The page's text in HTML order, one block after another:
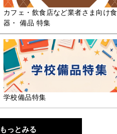
カフェ・飲食店など業者さま向け食
器・ 備品 特集
学校備品特集
もっとみる